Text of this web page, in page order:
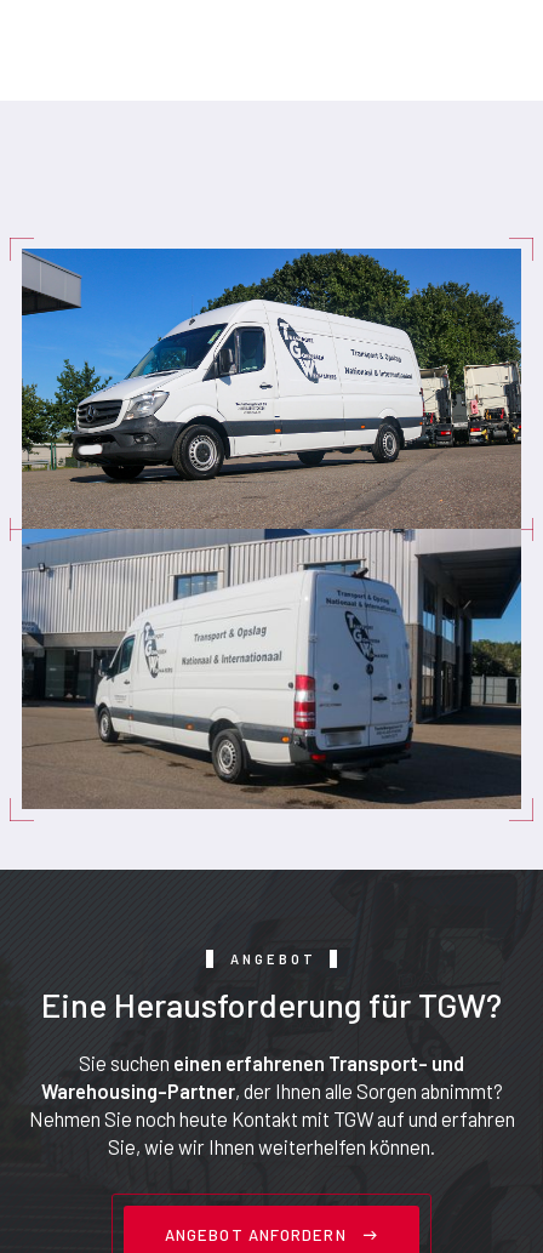
ANGEBOT
Eine Herausforderung für TGW?
Sie suchen einen erfahrenen Transport- und
Warehousing-Partner, der Ihnen alle Sorgen abnimmt?
Nehmen Sie noch heute Kontakt mit TGW auf und erfahren
Sie, wie wir Ihnen weiterhelfen können.
ANGEBOT ANFORDERN